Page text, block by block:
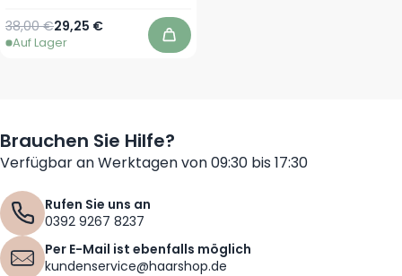
Sonderpreis
29,25 €
Regulärer Preis
38,00 €
Auf Lager In den Warenkorb
Brauchen Sie Hilfe?
Verfügbar an Werktagen von 09:30 bis 17:30
Rufen Sie uns an
0392 9267 8237
Per E-Mail ist ebenfalls möglich
kundenservice@haarshop.de